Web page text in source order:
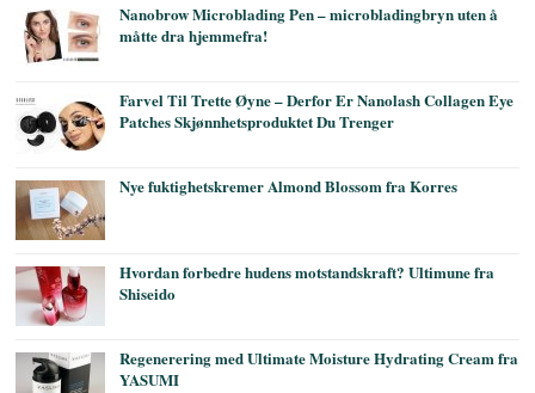
Nanobrow Microblading Pen – microbladingbryn uten å
måtte dra hjemmefra!
Farvel Til Trette Øyne – Derfor Er Nanolash Collagen Eye
Patches Skjønnhetsproduktet Du Trenger
Nye fuktighetskremer Almond Blossom fra Korres
Hvordan forbedre hudens motstandskraft? Ultimune fra
Shiseido
Regenerering med Ultimate Moisture Hydrating Cream fra
YASUMI